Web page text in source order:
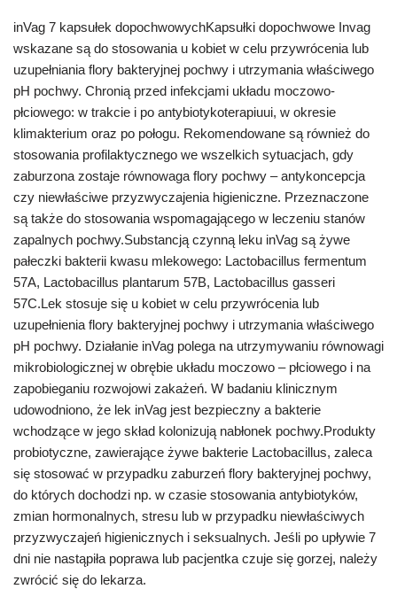
inVag 7 kapsułek dopochwowychKapsułki dopochwowe Invag
wskazane są do stosowania u kobiet w celu przywrócenia lub
uzupełniania flory bakteryjnej pochwy i utrzymania właściwego
pH pochwy. Chronią przed infekcjami układu moczowo-
płciowego: w trakcie i po antybiotykoterapiuui, w okresie
klimakterium oraz po połogu. Rekomendowane są również do
stosowania profilaktycznego we wszelkich sytuacjach, gdy
zaburzona zostaje równowaga flory pochwy – antykoncepcja
czy niewłaściwe przyzwyczajenia higieniczne. Przeznaczone
są także do stosowania wspomagającego w leczeniu stanów
zapalnych pochwy.Substancją czynną leku inVag są żywe
pałeczki bakterii kwasu mlekowego: Lactobacillus fermentum
57A, Lactobacillus plantarum 57B, Lactobacillus gasseri
57C.Lek stosuje się u kobiet w celu przywrócenia lub
uzupełnienia flory bakteryjnej pochwy i utrzymania właściwego
pH pochwy. Działanie inVag polega na utrzymywaniu równowagi
mikrobiologicznej w obrębie układu moczowo – płciowego i na
zapobieganiu rozwojowi zakażeń. W badaniu klinicznym
udowodniono, że lek inVag jest bezpieczny a bakterie
wchodzące w jego skład kolonizują nabłonek pochwy.Produkty
probiotyczne, zawierające żywe bakterie Lactobacillus, zaleca
się stosować w przypadku zaburzeń flory bakteryjnej pochwy,
do których dochodzi np. w czasie stosowania antybiotyków,
zmian hormonalnych, stresu lub w przypadku niewłaściwych
przyzwyczajeń higienicznych i seksualnych. Jeśli po upływie 7
dni nie nastąpiła poprawa lub pacjentka czuje się gorzej, należy
zwrócić się do lekarza.